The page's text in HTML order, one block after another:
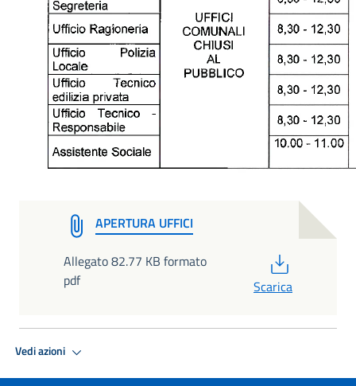
APERTURA UFFICI
Allegato 82.77 KB formato
pdf
Scarica
Vedi azioni